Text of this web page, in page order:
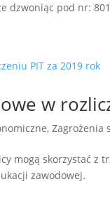
dzwoniąc pod nr:
w
,Zagrożenia
mogą skorzystać z
zawodowej.